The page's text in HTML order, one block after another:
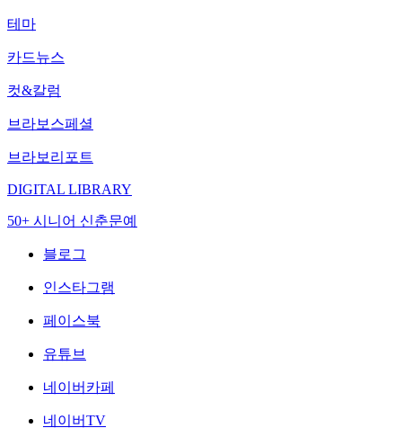
테마
카드뉴스
컷&칼럼
브라보스페셜
브라보리포트
DIGITAL LIBRARY
50+ 시니어 신춘문예
블로그
인스타그램
페이스북
유튜브
네이버카페
네이버TV